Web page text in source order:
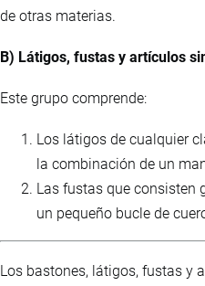
de otras materias.
B) Látigos, fustas y artículos
Este grupo comprende:
Los látigos de cualquier
la combinación de un
Las fustas que consisten
un pequeño bucle de
Los bastones, látigos, fustas y